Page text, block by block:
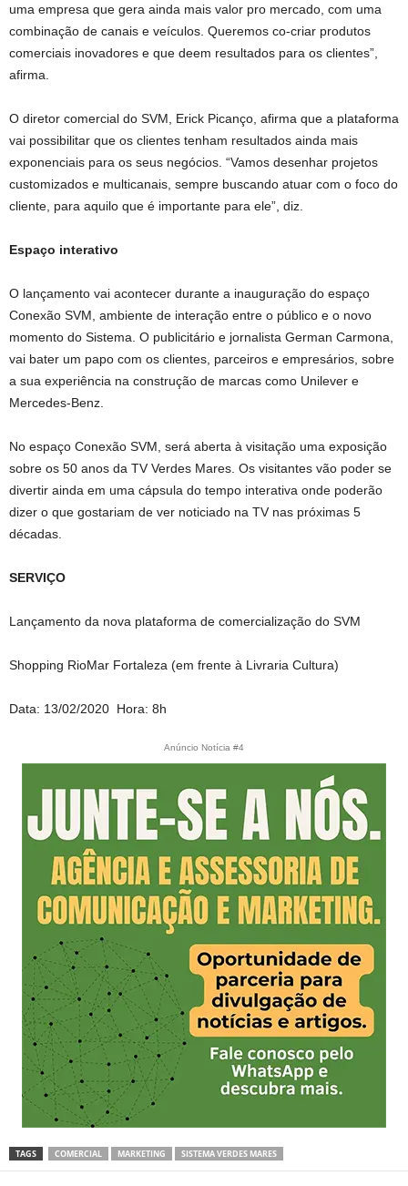
uma empresa que gera ainda mais valor pro mercado, com uma
combinação de canais e veículos. Queremos co-criar produtos
comerciais inovadores e que deem resultados para os clientes”,
afirma.
O diretor comercial do SVM, Erick Picanço, afirma que a plataforma
vai possibilitar que os clientes tenham resultados ainda mais
exponenciais para os seus negócios. “Vamos desenhar projetos
customizados e multicanais, sempre buscando atuar com o foco do
cliente, para aquilo que é importante para ele”, diz.
Espaço interativo
O lançamento vai acontecer durante a inauguração do espaço
Conexão SVM, ambiente de interação entre o público e o novo
momento do Sistema. O publicitário e jornalista German Carmona,
vai bater um papo com os clientes, parceiros e empresários, sobre
a sua experiência na construção de marcas como Unilever e
Mercedes-Benz.
No espaço Conexão SVM, será aberta à visitação uma exposição
sobre os 50 anos da TV Verdes Mares. Os visitantes vão poder se
divertir ainda em uma cápsula do tempo interativa onde poderão
dizer o que gostariam de ver noticiado na TV nas próximas 5
décadas.
SERVIÇO
Lançamento da nova plataforma de comercialização do SVM
Shopping RioMar Fortaleza (em frente à Livraria Cultura)
Data: 13/02/2020 Hora: 8h
Anúncio Notícia #4
TAGS COMERCIAL MARKETING SISTEMA VERDES MARES